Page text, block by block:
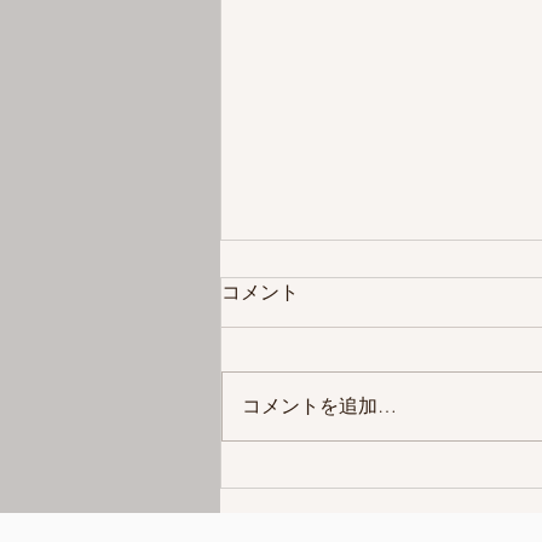
読書の夏きました
コメント
コメントを追加…